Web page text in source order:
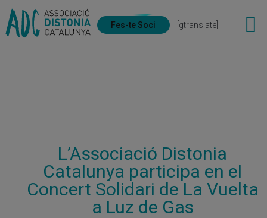
Fes-te Soci [gtranslate]
L’Associació Distonia
Catalunya participa en el
Concert Solidari de La Vuelta
a Luz de Gas